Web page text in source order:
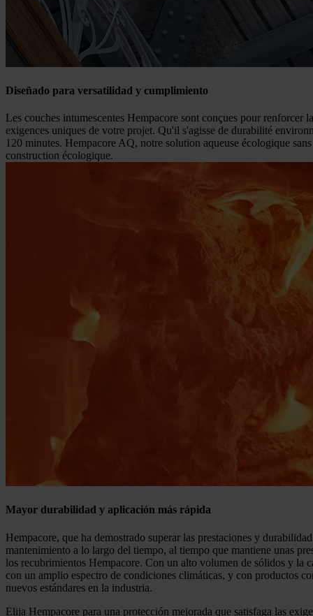
Diseñado para versatilidad y cumplimiento
Les couches intumescentes Hempacore sont conçues pour renforcer
exigences uniques de votre projet. Qu'il s'agisse de durabilité
120 minutes. Hempacore AQ, notre solution aqueuse écologique
construction écologique.
Mayor durabilidad y aplicación más rápida
Hempacore, que ha demostrado superar las prestaciones y
mantenimiento a lo largo del tiempo, al tiempo que mantiene unas
los recubrimientos Hempacore. Con un alto volumen de sólidos y la
con un amplio espectro de condiciones climáticas, y con productos
nuevos estándares en la industria.
Elija Hempacore para una protección mejorada que satisfaga las